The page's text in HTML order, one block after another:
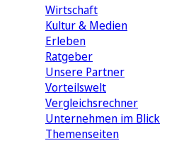
Wirtschaft
Kultur & Medien
Erleben
Ratgeber
Unsere Partner
Vorteilswelt
Vergleichsrechner
Unternehmen im Blick
Themenseiten